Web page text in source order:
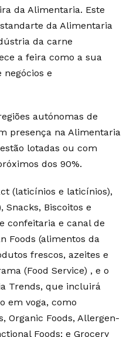
da Alimentaria. Este
da Alimentaria
da carne
a feira como a sua
e
autónomas de
presença na Alimentaria
lotadas ou com
dos 90%.
(laticínios e laticínios),
Snacks, Biscoitos e
confeitaria e canal de
Foods (alimentos da
frescos, azeites e
(Food Service) , e o
Trends, que incluirá
em voga, como
Organic Foods, Allergen-
Foods; e Grocery